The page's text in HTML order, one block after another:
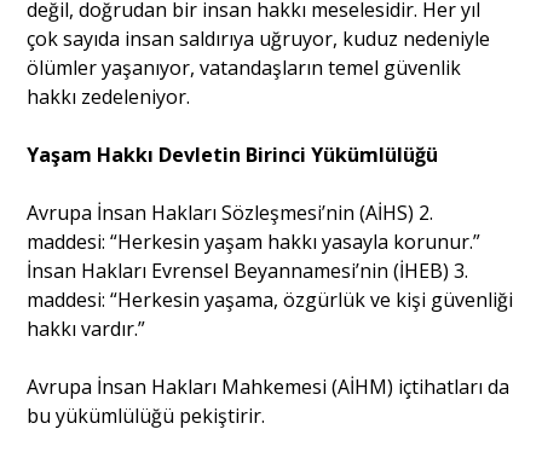
Eğitim
Ankara Analiz
Sağlık
değil, doğrudan bir insan hakkı meselesidir. Her yıl
çok sayıda insan saldırıya uğruyor, kuduz nedeniyle
ölümler yaşanıyor, vatandaşların temel güvenlik
hakkı zedeleniyor.
Yaşam Hakkı Devletin Birinci Yükümlülüğü
Avrupa İnsan Hakları Sözleşmesi’nin (AİHS) 2.
maddesi: “Herkesin yaşam hakkı yasayla korunur.”
İnsan Hakları Evrensel Beyannamesi’nin (İHEB) 3.
maddesi: “Herkesin yaşama, özgürlük ve kişi güvenliği
hakkı vardır.”
Avrupa İnsan Hakları Mahkemesi (AİHM) içtihatları da
bu yükümlülüğü pekiştirir.